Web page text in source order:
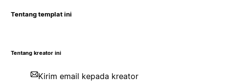
Tentang templat ini
Tentang kreator ini
Kirim email kepada kreator